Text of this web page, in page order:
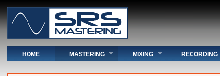
Hauptmenü
HOME MASTERING MIXING RECORDING